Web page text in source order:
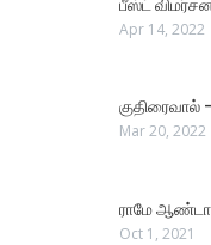
பீஸ்ட்
Apr 14, 2022
குதிரைவால்
Mar 20, 2022
ராமே
Oct 1, 2021